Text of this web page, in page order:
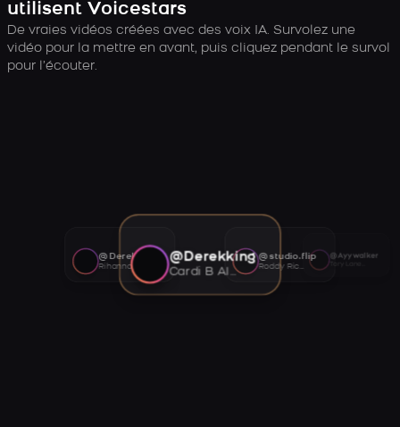
utilisent Voicestars
De vraies vidéos créées avec des voix IA. Survolez une
vidéo pour la mettre en avant, puis cliquez pendant le survol
pour l’écouter.
@Derekking
Cardi B AI voice
@studio.flip
Roddy Ricch AI voice
@Ayywalker
@Derekking
Rihanna AI voice